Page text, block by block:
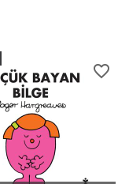
favorite_border